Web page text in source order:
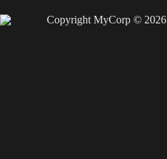
Copyright MyCorp © 2026